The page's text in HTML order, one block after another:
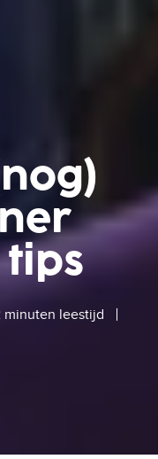
tips
minuten leestijd